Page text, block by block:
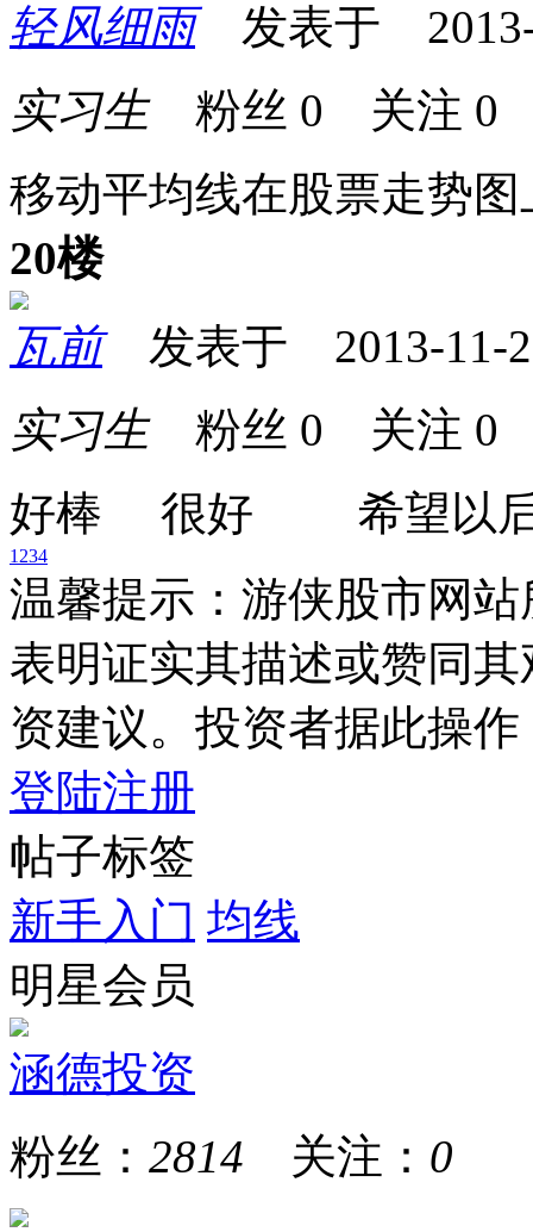
轻风细雨发表于 2013-
实习生粉丝 0 关注 0
移动平均线在股票走势
20楼
瓦前发表于 2013-11-
实习生粉丝 0 关注 0
好棒 很好 希望以后
1 234
温馨提示：游侠股市网
表明证实其描述或赞同
资建议。投资者据此操
登陆注册
帖子标签
新手入门 均线
明星会员
涵德投资
粉丝： 2814 关注： 0